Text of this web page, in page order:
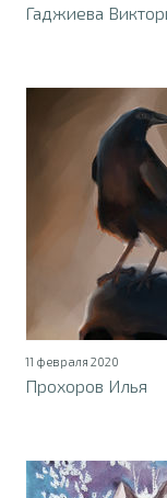
Гаджиева
11 февраля 2020
Прохоров Илья